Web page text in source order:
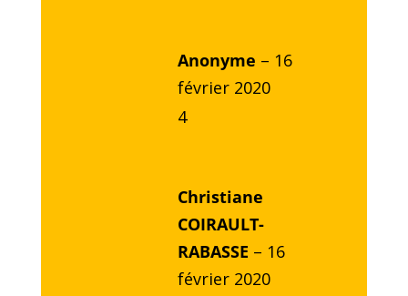
Anonyme – 16
février 2020
4
Christiane
COIRAULT-
RABASSE – 16
février 2020